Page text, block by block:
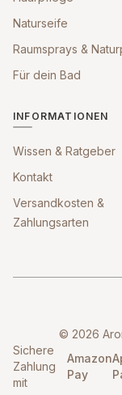
Naturseife
Raumsprays &
Für dein Bad
INFORMATIONEN
Wissen & Ratgeber
Kontakt
Versandkosten &
Zahlungsarten
© 2026
Sichere
Zahlung
mit
Amazon
Pay